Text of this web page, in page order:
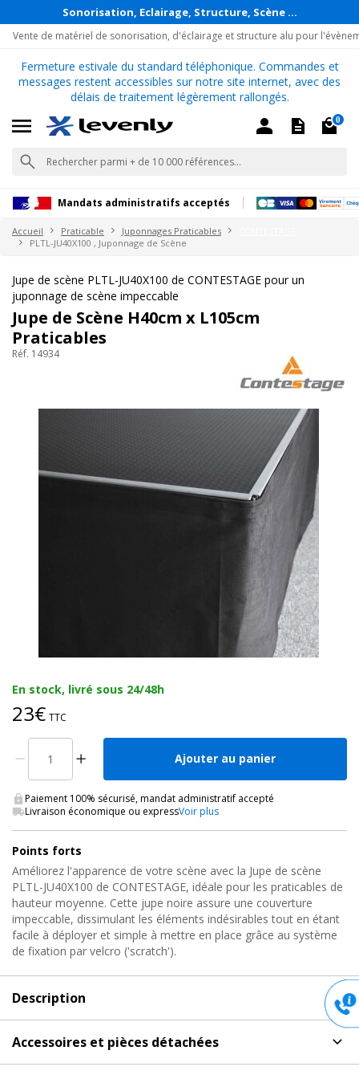
Sonorisation, Eclairage, Structure, Scène ...
Vente de matériel de sonorisation, d'éclairage et structure alu pour
Fermeture estivale du standard téléphonique. Commandes et
messages restent accessibles sur notre site internet, avec des
délais de traitement légèrement rallongés.
0
Mandats administratifs acceptés
Accueil Praticable Juponnages Praticables
PLTL-JU40X100 , Juponnage de Scène
Jupe de scène PLTL-JU40X100 de CONTESTAGE pour un
juponnage de scène impeccable
Jupe de Scène H40cm x L105cm
Praticables
Réf. 14934
En stock, livré sous 24/48h
23€ TTC
Ajouter au panier
Paiement 100% sécurisé, mandat administratif accepté
Livraison économique ou expressVoir plus
Points forts
Améliorez l'apparence de votre scène avec la Jupe de scène
PLTL-JU40X100 de CONTESTAGE, idéale pour les praticables de
hauteur moyenne. Cette jupe noire assure une couverture
impeccable, dissimulant les éléments indésirables tout en étant
facile à déployer et simple à mettre en place grâce au système
de fixation par velcro ('scratch').
Description
Contestage
Accessoires et pièces détachées